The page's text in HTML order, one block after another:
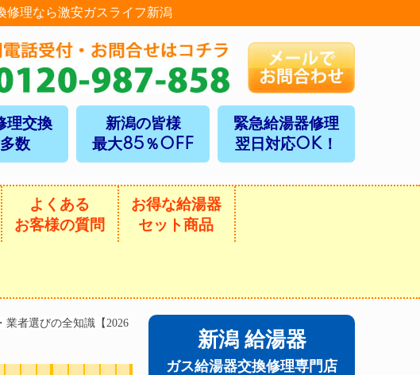
理なら激安ガスライフ新潟
緊急給湯器修理
翌日対応OK！
新潟の皆様
最大85％OFF
理交換
数
よくある
お客様の質問
お得な給湯器
セット商品
者選びの全知識【2026
新潟 給湯器
ガス給湯器交換修理専門店